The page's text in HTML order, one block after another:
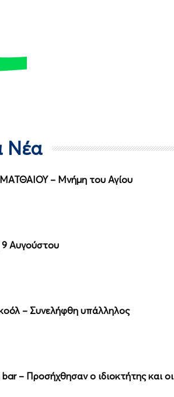
Νέα
ΜΑΤΘΑΙΟΥ – Μνήμη του Αγίου
9 Αυγούστου
– Συνελήφθη υπάλληλος
– Προσήχθησαν ο ιδιοκτήτης και οι